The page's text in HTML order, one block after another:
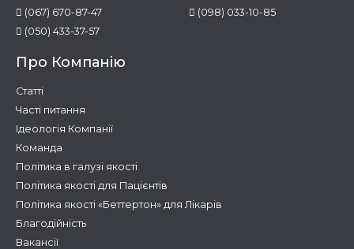
(067) 670-87-47
(050) 433-37-57
(098) 033-10-85
Про Компанію
Статті
Часті питання
Ідеологія Компанії
Команда
Політика в галузі якості
Політика якості для Пацієнтів
Політика якості «Беттертон» для Лікарів
Благодійність
Вакансії